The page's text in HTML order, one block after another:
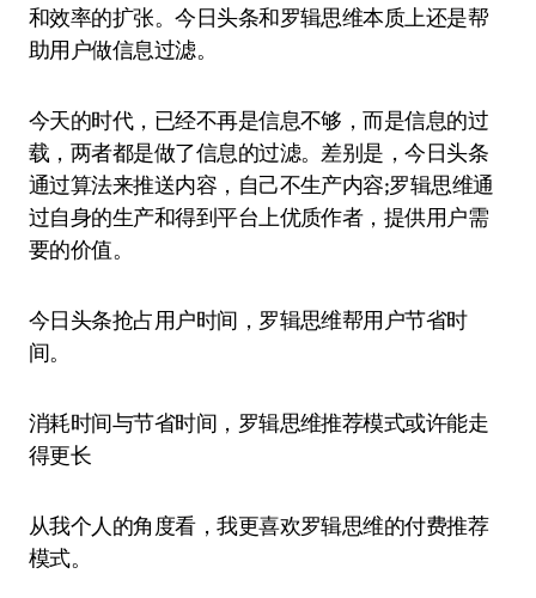
和效率的扩张。今日头条和罗辑思维本质上还是帮
助用户做信息过滤。
今天的时代，已经不再是信息不够，而是信息的过
载，两者都是做了信息的过滤。差别是，今日头条
通过算法来推送内容，自己不生产内容;罗辑思维通
过自身的生产和得到平台上优质作者，提供用户需
要的价值。
今日头条抢占用户时间，罗辑思维帮用户节省时
间。
消耗时间与节省时间，罗辑思维推荐模式或许能走
得更长
从我个人的角度看，我更喜欢罗辑思维的付费推荐
模式。